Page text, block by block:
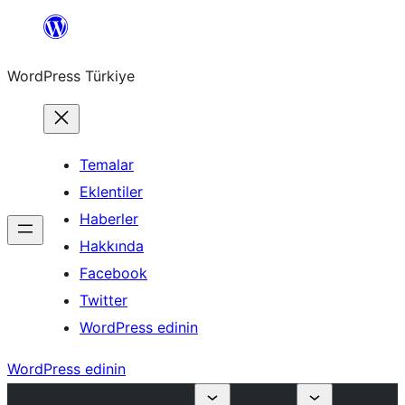
İçeriğe
WordPress Türkiye
Temalar
Eklentiler
Haberler
Hakkında
Facebook
Twitter
WordPress edinin
WordPress edinin